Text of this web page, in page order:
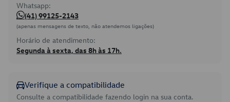
Whatsapp:
(41) 99125-2143
(apenas mensagens de texto, não atendemos ligações)
Horário de atendimento:
Segunda à sexta, das 8h às 17h.
Verifique a compatibilidade
Consulte a compatibilidade fazendo login na sua conta.